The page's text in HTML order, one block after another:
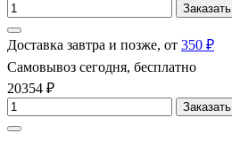
Заказать
Доставка завтра и позже, от 350 ₽
Самовывоз сегодня, бесплатно
20354 ₽
Заказать